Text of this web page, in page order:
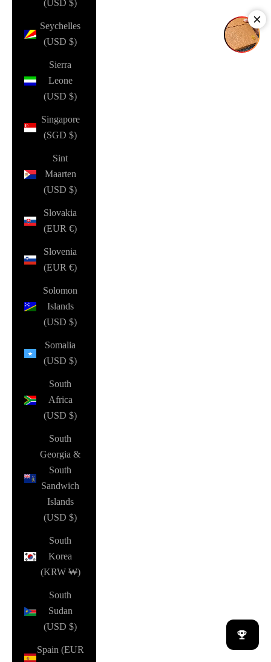
(USD $)
Seychelles
(USD $)
Sierra
Leone
(USD $)
Singapore
(SGD $)
Sint
Maarten
(USD $)
Slovakia
(EUR €)
Slovenia
(EUR €)
Solomon
Islands
(USD $)
Somalia
(USD $)
South
Africa
(USD $)
South
Georgia &
South
Sandwich
Islands
(USD $)
South
Korea
(KRW ₩)
South
Sudan
(USD $)
Spain (EUR